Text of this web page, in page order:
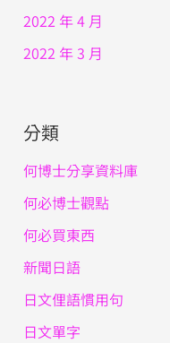
2022 年 4 月
2022 年 3 月
分類
何博士分享資料庫
何必博士觀點
何必買東西
新聞日語
日文俚語慣用句
日文單字